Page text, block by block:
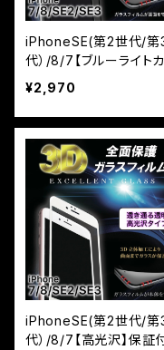
iPhoneSE(第2世代/第
代）/8/7【ブルーライト
ト】保証付きガラスフィル
『鎧』3D全面フルカバ
ラック
¥2,970
iPhoneSE(第2世代/第
代）/8/7【高光沢】保証